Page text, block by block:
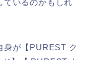
ているのかもしれ
身が【PUREST ク